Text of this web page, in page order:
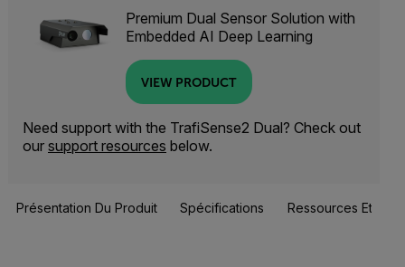
Premium Dual Sensor Solution with
Embedded AI Deep Learning
VIEW PRODUCT
Need support with the TrafiSense2 Dual? Check out
our support resources below.
Présentation Du Produit Spécifications Ressources Et